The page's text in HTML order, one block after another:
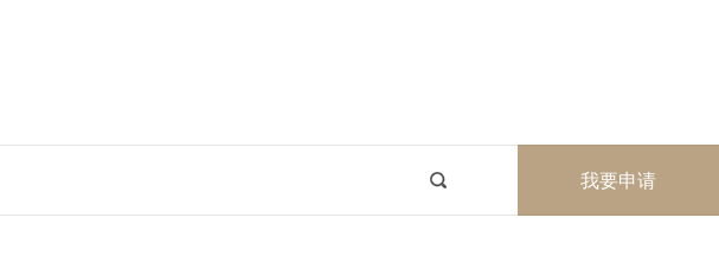
我要申请